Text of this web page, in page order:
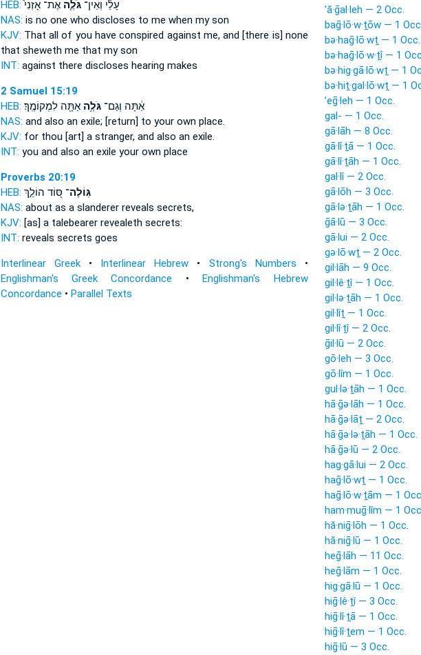
HEB:
עָלַ֗י וְאֵין־גֹּלֶ֤האֶת־ אָזְנִי֙
NAS: is no one who discloses to me when my son
KJV: That all of you have conspired against me, and [there is] none
that sheweth me that my son
INT: against there discloses hearing makes
2 Samuel 15:19
HEB:
אַ֔תָּה וְגַם־גֹּלֶ֥האַתָּ֖ה לִמְקוֹמֶֽךָ׃
NAS: and also an exile; [return] to your own place.
KJV: for thou [art] a stranger, and also an exile.
INT: you and also an exile your own place
Proverbs 20:19
HEB:
גּֽוֹלֶה־ סּ֭וֹד הוֹלֵ֣ךְ
NAS: about as a slanderer reveals secrets,
KJV: [as] a talebearer revealeth secrets:
INT: reveals secrets goes
Interlinear Greek• Interlinear Hebrew • Strong's Numbers •
Englishman's Greek Concordance •Englishman's Hebrew
Concordance • Parallel Texts
’ă·ḡal·leh — 2 Occ.
baḡ·lō·w·ṯōw — 1
bə·haḡ·lō·wṯ — 1 Occ.
bə·haḡ·lō·w·ṯî — 1
bə·hig·gā·lō·wṯ — 1
bə·hiṯ·gal·lō·wṯ — 1
’eḡ·leh — 1 Occ.
gal- — 1 Occ.
gā·lāh — 8 Occ.
gā·lî·ṯā — 1 Occ.
gā·lî·ṯāh — 1 Occ.
gal·lî — 2 Occ.
gā·lōh — 3 Occ.
gā·lə·ṯāh — 1 Occ.
ḡā·lū — 3 Occ.
gā·lui — 2 Occ.
gə·lō·wṯ — 2 Occ.
gil·lāh — 9 Occ.
gil·lê·ṯî — 1 Occ.
gil·lə·ṯāh — 1 Occ.
gil·lîṯ — 1 Occ.
gil·lî·ṯî — 2 Occ.
ḡil·lū — 2 Occ.
gō·leh — 3 Occ.
gō·lîm — 1 Occ.
gul·lə·ṯāh — 1 Occ.
hā·ḡə·lāh — 1 Occ.
hā·ḡə·lāṯ — 2 Occ.
hā·ḡə·lə·ṯāh — 1 Occ.
hā·ḡə·lū — 2 Occ.
hag·gā·lui — 2 Occ.
haḡ·lō·wṯ — 1 Occ.
haḡ·lō·w·ṯām — 1
ham·muḡ·lîm — 1
hă·niḡ·lōh — 1 Occ.
hă·niḡ·lū — 1 Occ.
heḡ·lāh — 11 Occ.
heḡ·lām — 1 Occ.
hig·gā·lū — 1 Occ.
hiḡ·lê·ṯî — 3 Occ.
hiḡ·lî·ṯā — 1 Occ.
hiḡ·lî·ṯem — 1 Occ.
hiḡ·lū — 3 Occ.